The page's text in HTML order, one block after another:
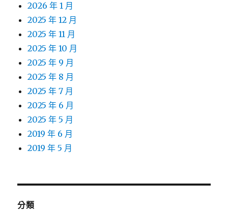
2026 年 1 月
2025 年 12 月
2025 年 11 月
2025 年 10 月
2025 年 9 月
2025 年 8 月
2025 年 7 月
2025 年 6 月
2025 年 5 月
2019 年 6 月
2019 年 5 月
分類